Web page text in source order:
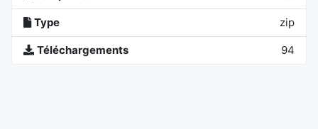
Type zip
Téléchargements 94